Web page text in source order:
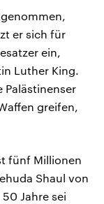
er sich für
ein,
Luther King.
Palästinenser
greifen,
fünf Millionen
Shaul von
Jahre sei